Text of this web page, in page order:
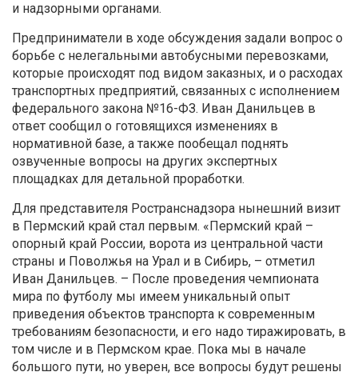
и надзорными органами.
Предприниматели в ходе обсуждения задали вопрос о
борьбе с нелегальными автобусными перевозками,
которые происходят под видом заказных, и о расходах
транспортных предприятий, связанных с исполнением
федерального закона №16-ФЗ. Иван Данильцев в
ответ сообщил о готовящихся изменениях в
нормативной базе, а также пообещал поднять
озвученные вопросы на других экспертных
площадках для детальной проработки.
Для представителя Ространснадзора нынешний визит
в Пермский край стал первым. «Пермский край –
опорный край России, ворота из центральной части
страны и Поволжья на Урал и в Сибирь, – отметил
Иван Данильцев. – После проведения чемпионата
мира по футболу мы имеем уникальный опыт
приведения объектов транспорта к современным
требованиям безопасности, и его надо тиражировать, в
том числе и в Пермском крае. Пока мы в начале
большого пути, но уверен, все вопросы будут решены